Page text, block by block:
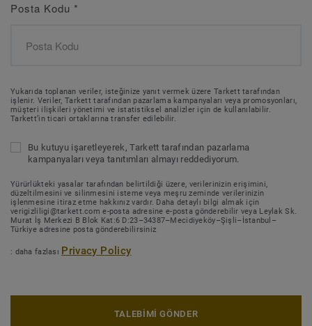
Posta Kodu *
Yukarıda toplanan veriler, isteğinize yanıt vermek üzere Tarkett tarafından
işlenir. Veriler, Tarkett tarafından pazarlama kampanyaları veya promosyonları,
müşteri ilişkileri yönetimi ve istatistiksel analizler için de kullanılabilir.
Tarkett’in ticari ortaklarına transfer edilebilir.
Bu kutuyu işaretleyerek, Tarkett tarafından pazarlama
kampanyaları veya tanıtımları almayı reddediyorum.
Yürürlükteki yasalar tarafından belirtildiği üzere, verilerinizin erişimini,
düzeltilmesini ve silinmesini isteme veya meşru zeminde verilerinizin
işlenmesine itiraz etme hakkınız vardır. Daha detaylı bilgi almak için
verigizliligi@tarkett.com e-posta adresine e-posta gönderebilir veya Leylak Sk.
Murat İş Merkezi B Blok Kat:6 D:23–34387–Mecidiyeköy–Şişli–İstanbul–
Türkiye adresine posta gönderebilirsiniz
: daha fazlası Privacy Policy
TALEBİMİ GÖNDER